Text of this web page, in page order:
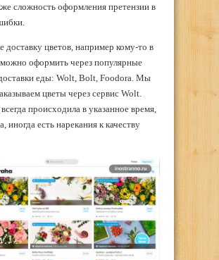
сложность оформления претензии в
доставку цветов, например кому-то в
оформить через популярные
еды: Wolt, Bolt, Foodora. Мы
цветы через сервис Wolt.
происходила в указанное время,
иногда есть нарекания к качеству